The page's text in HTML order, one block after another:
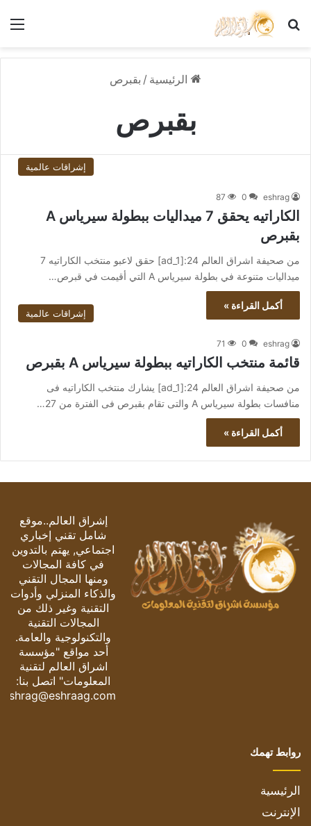
بحث عن
الرئيسية / بقبرص
بقبرص
إشراقات عالمية
eshrag
0
87
الكاراتيه يحقق 7 ميداليات ببطولة سيرياس A
بقبرص
من صحيفة اشراق العالم 24:[ad_1] حقق لاعبو منتخب الكاراتيه 7
ميداليات متنوعة في بطولة سيرياس A التي أقيمت في قبرص…
أكمل القراءة »
إشراقات عالمية
eshrag
0
71
قائمة منتخب الكاراتيه ببطولة سيرياس A بقبرص
من صحيفة اشراق العالم 24:[ad_1] يشارك منتخب الكاراتيه فى
منافسات بطولة سيرياس A والتى تقام بقبرص فى الفترة من 27…
أكمل القراءة »
إشراق العالم..موقع
شامل تقني إخباري
اجتماعي, يهتم بالتدوين
في كافة المجالات
ومنها المجال التقني
والذكاء المنزلي وأدوات
التقنية وغير ذلك من
المجالات التقنية
والتكنولوجية والعامة.
أحد مواقع "مؤسسة
اشراق العالم لتقنية
المعلومات" اتصل بنا:
eshrag@eshraag.com
روابط تهمك
الرئيسية
الإنترنت